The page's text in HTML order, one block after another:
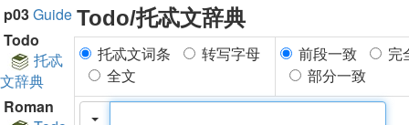
p03Guide
Todo
托忒
文辞典
Roman
Todo/托忒文辞典
托忒文词条
转写字母
全文
前段一致
完
部分一致